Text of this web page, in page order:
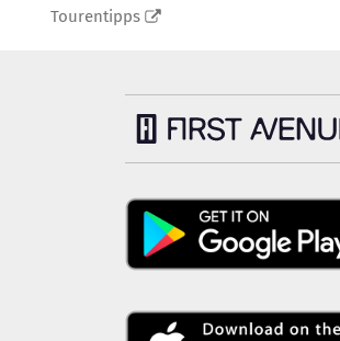
Tourentipps